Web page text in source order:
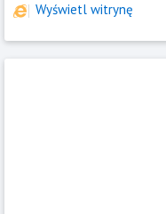
Wyświetl witrynę